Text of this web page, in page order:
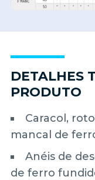
DETALHES
PRODUTO
Caracol,
mancal de
Anéis de
de ferro